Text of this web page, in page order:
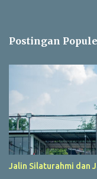
Postingan
Jalin Silaturahmi dan